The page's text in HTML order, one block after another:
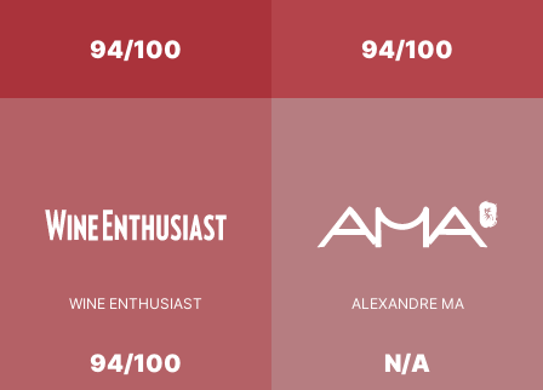
94/100 94/100
WINE ENTHUSIAST
94/100
ALEXANDRE MA
N/A